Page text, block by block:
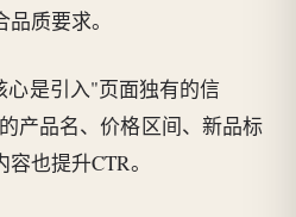
质要求。
是引入"页面独有的信
品名、价格区间、新品标
也提升CTR。